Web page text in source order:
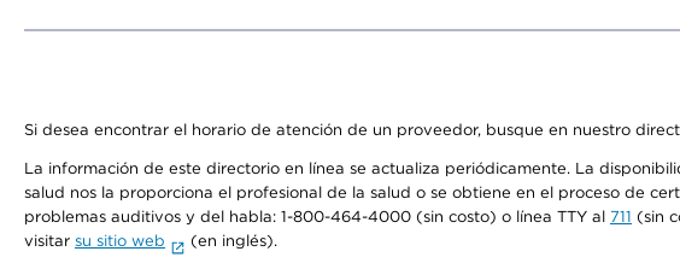
Si desea encontrar el horario de atención de un proveedor, busque en nuestro
La información de este directorio en línea se actualiza periódicamente. La
salud nos la proporciona el profesional de la salud o se obtiene en el proceso de
problemas auditivos y del habla: 1-800-464-4000 (sin costo) o línea TTY al 711 (sin
visitar su sitio web (en inglés).